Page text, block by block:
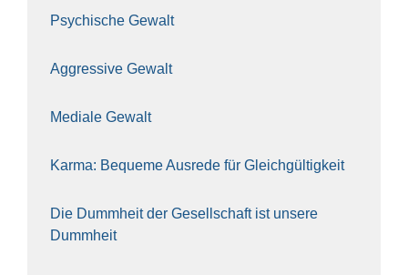
Psy­chi­sche Gewalt
Aggres­si­ve Gewalt
Media­le Gewalt
Kar­ma: Beque­me Aus­re­de für Gleich­gül­tig­keit
Die Dumm­heit der Gesell­schaft ist unse­re
Dumm­heit